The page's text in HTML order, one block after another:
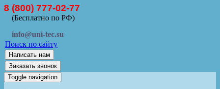
8 (800) 777-02-77
(Бесплатно по РФ)
info@uni-tec.su
Поиск по сайту
Написать нам
Заказать звонок
Toggle navigation